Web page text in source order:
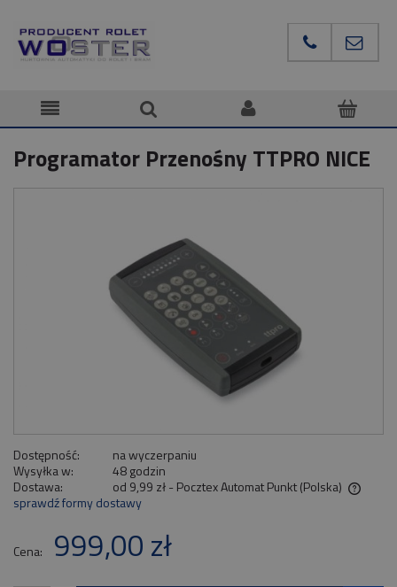
Programator Przenośny TTPRO NICE
Dostępność:
na wyczerpaniu
Wysyłka w:
48 godzin
Dostawa:
od 9,99 zł - Pocztex Automat Punkt (Polska)
Cena nie zawiera ewentualnych kosztów płatności
sprawdź formy dostawy
Cena: 999,00 zł